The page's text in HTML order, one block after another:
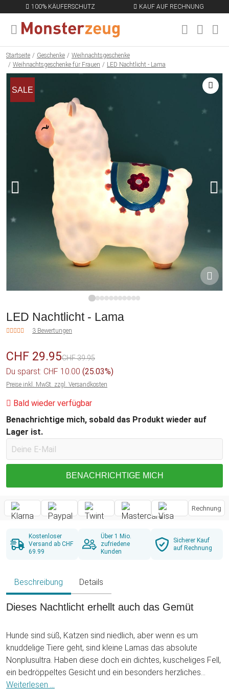
100% KÄUFERSCHUTZ KAUF AUF RECHNUNG
MENÜ SCHLIESSEN
Startseite Geschenke
Weihnachtsgeschenke
Weihnachtsgeschenke für Frauen
LED Nachtlicht - Lama
SALE
LED Nachtlicht - Lama
3 Bewertungen
CHF 29.95CHF 39.95
Du sparst: CHF 10.00 (25.03%)
Preise inkl. MwSt. zzgl. Versandkosten
Bald wieder verfügbar
Benachrichtige mich, sobald das Produkt wieder auf
Lager ist.
BENACHRICHTIGE MICH
Rechnung
Kostenloser
Versand ab CHF
69.99
Über 1 Mio.
zufriedene
Kunden
Sicherer Kauf
auf Rechnung
Beschreibung Details
Dieses Nachtlicht erhellt auch das Gemüt
Hunde sind süß, Katzen sind niedlich, aber wenn es um
knuddelige Tiere geht, sind kleine Lamas das absolute
Nonplusultra. Haben diese doch ein dichtes, kuscheliges Fell,
ein bedröppeltes Gesicht und ein besonders herzliches
Wesen. Falls Du Dich fragst "was soll ich einem Mädchen zu
Weiterlesen ...